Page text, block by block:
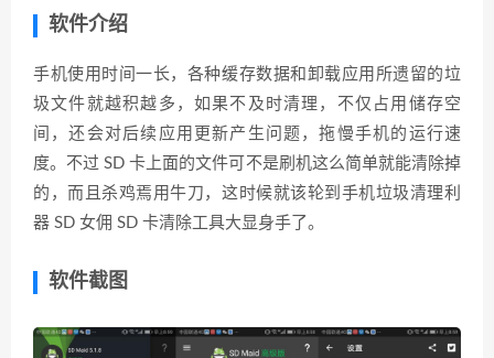
软件介绍
手机使用时间一长，各种缓存数据和卸载应用所遗留的垃
圾文件就越积越多，如果不及时清理，不仅占用储存空
间，还会对后续应用更新产生问题，拖慢手机的运行速
度。不过 SD 卡上面的文件可不是刷机这么简单就能清除掉
的，而且杀鸡焉用牛刀，这时候就该轮到手机垃圾清理利
器 SD 女佣 SD 卡清除工具大显身手了。
软件截图